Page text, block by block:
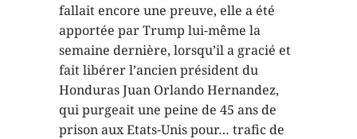
fallait encore une preuve, elle a été
apportée par Trump lui-même la
semaine dernière, lorsqu’il a gracié et
fait libérer l’ancien président du
Honduras Juan Orlando Hernandez,
qui purgeait une peine de 45 ans de
prison aux Etats-Unis pour… trafic de